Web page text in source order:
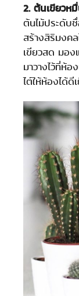
2. ต้นเขียวห
ต้นไม้ประดับ
สร้างสิริมงค
เขียวสด มอ
มาวางไว้ที่ห้อ
ไต์ให้ห้องได้ดี